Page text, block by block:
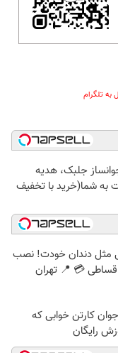
به تلگرام
جلبک، هدیه
به شما(خرید با تخفیف
مثل دندان خودت! نصب
💳 📍 تهران
کارتن خوابی که
رایگان